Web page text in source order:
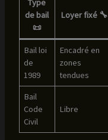
Type
de bail
📜
Loyer fixé 🔧
Bail loi
de
1989
Encadré en
zones
tendues
Bail
Code
Civil
Libre